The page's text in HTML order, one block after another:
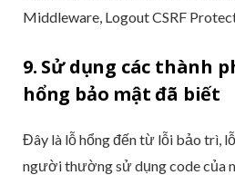
Middleware, Logout CSRF
9. Sử dụng các thành
hổng bảo mật đã biết
Đây là lỗ hổng đến từ lỗi bảo trì,
người thường sử dụng code của